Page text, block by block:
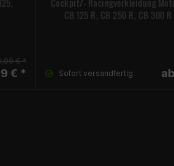
€ *
€ *
Cockpit/- Racingverkleidung
CB 125 R, CB 250 R, CB 300 R
Sofort versandfertig